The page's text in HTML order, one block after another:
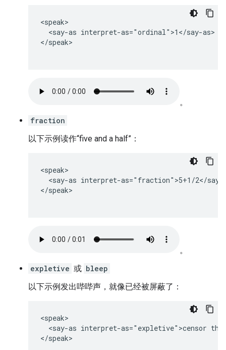
<speak>
  <say-as interpret-as="ordinal">1</say-as>
</speak>
。
fraction
以下示例读作“five and a half”：
<speak>
<say-as interpret-as="fraction">5+1/2</say-
</speak>
。
expletive 或 bleep
以下示例发出哔哔声，就像已经被屏蔽了：
<speak>
<say-as interpret-as="expletive">censor
</speak>